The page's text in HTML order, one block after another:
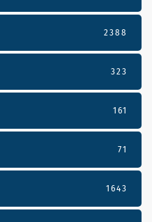
2388
323
161
71
1643